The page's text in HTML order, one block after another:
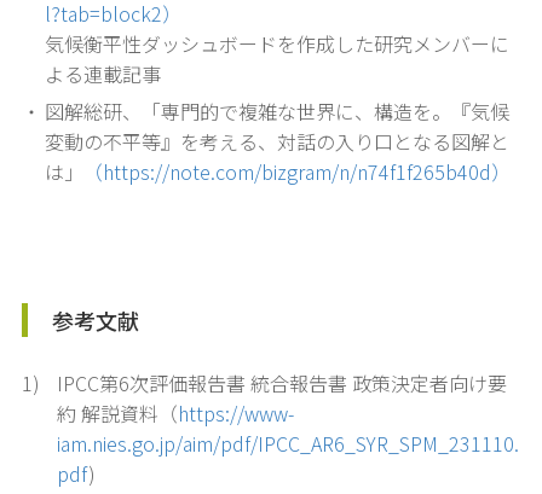
l?tab=block2）
気候衡平性ダッシュボードを作成した研究メンバーに
よる連載記事
・ 図解総研、「専門的で複雑な世界に、構造を。『気候
変動の不平等』を考える、対話の入り口となる図解と
は」
（https://note.com/bizgram/n/n74f1f265b40d）
参考文献
1)
IPCC第6次評価報告書 統合報告書 政策決定者向け要
約 解説資料（https://www-
iam.nies.go.jp/aim/pdf/IPCC_AR6_SYR_SPM_231110.
pdf)